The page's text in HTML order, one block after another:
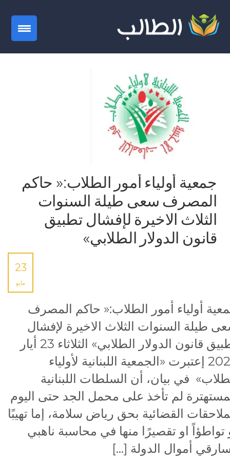
جمعية أولياء أمور الطلاب:« حاكم
المصرف سعى طيلة السنوات
الثلاث الاخيرة لإفشال تطبيق
قانون الدولار الطلابي»
23
مايو
أولياء أمور الطلاب:« حاكم المصرف
طيلة السنوات الثلاث الاخيرة لإفشال
تطبيق قانون الدولار الطلابي» الثلاثاء 23 أيار
2023 إعتبرت «الجمعية اللبنانية لأولياء
في بيان، أن السلطات اللبنانية
لم تأخذ على محمل الجد حتى اليوم
القضائية بحق رياض سلامة، إما تهيبًا
تواطؤاً او تقصيرًا منها في محاسبة ناهبي
أموال الدولة […]